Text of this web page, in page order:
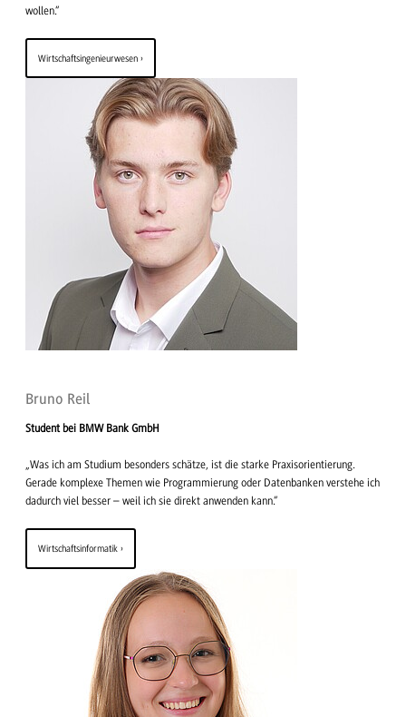
wollen.“
Wirtschaftsingenieurwesen
Bruno Reil
Student bei BMW Bank GmbH
„Was ich am Studium besonders schätze, ist die starke Praxisorientierung.
Gerade komplexe Themen wie Programmierung oder Datenbanken verstehe ich
dadurch viel besser – weil ich sie direkt anwenden kann.“
Wirtschaftsinformatik